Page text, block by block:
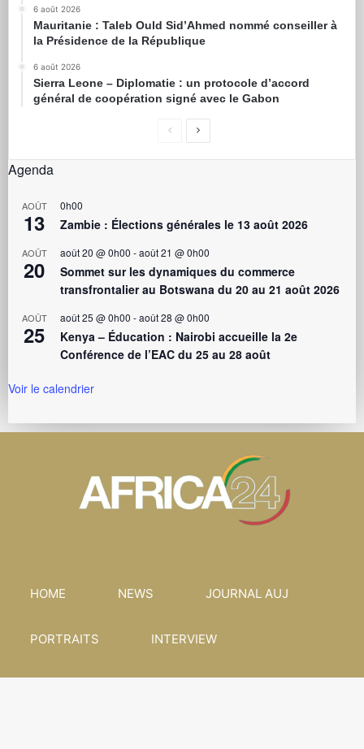
6 août 2026
Mauritanie : Taleb Ould Sid’Ahmed nommé conseiller à
la Présidence de la République
6 août 2026
Sierra Leone – Diplomatie : un protocole d’accord
général de coopération signé avec le Gabon
Agenda
AOÛT
13
0h00
Zambie : Élections générales le 13 août 2026
AOÛT
20
août 20 @ 0h00 -août 21 @ 0h00
Sommet sur les dynamiques du commerce
transfrontalier au Botswana du 20 au 21 août 2026
AOÛT
25
août 25 @ 0h00 -août 28 @ 0h00
Kenya – Éducation : Nairobi accueille la 2e
Conférence de l’EAC du 25 au 28 août
Voir le calendrier
HOME NEWS JOURNAL AUJ
PORTRAITS INTERVIEW